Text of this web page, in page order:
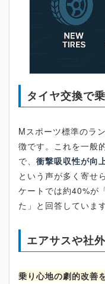
タイヤ交換で
Mスポーツ標準のラ
徴です。これを一般
で、 衝撃吸収性が向
という声が多く寄せ
ケートでは約40%が
た」と回答しています
エアサスや社
乗り心地の劇的改善